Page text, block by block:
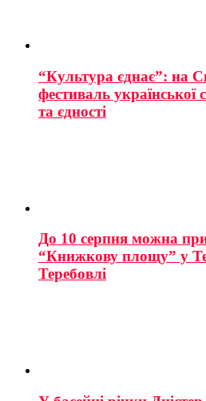
“Культура єднає”: на
фестиваль
та єдності
До 10 серпня можна
“Книжкову площу” у
Теребовлі